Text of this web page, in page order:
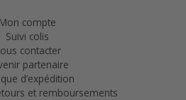
Mon compte
Suivi colis
contacter
partenaire
d’expédition
et remboursements